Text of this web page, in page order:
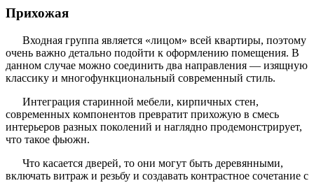
Прихожая
Входная группа является «лицом» всей квартиры, поэтому
очень важно детально подойти к оформлению помещения. В
данном случае можно соединить два направления — изящную
классику и многофункциональный современный стиль.
Интеграция старинной мебели, кирпичных стен,
современных компонентов превратит прихожую в смесь
интерьеров разных поколений и наглядно продемонстрирует,
что такое фьюжн.
Что касается дверей, то они могут быть деревянными,
включать витраж и резьбу и создавать контрастное сочетание с